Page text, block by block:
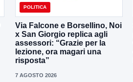
POLITICA
Via Falcone e Borsellino, Noi
x San Giorgio replica agli
assessori: “Grazie per la
lezione, ora magari una
risposta”
7 AGOSTO 2026